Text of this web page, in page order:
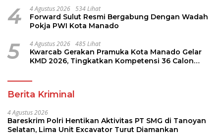
4 4 Agustus 2026 534 Lihat
Forward Sulut Resmi Bergabung Dengan Wadah
Pokja PWI Kota Manado
5 4 Agustus 2026 485 Lihat
Kwarcab Gerakan Pramuka Kota Manado Gelar
KMD 2026, Tingkatkan Kompetensi 36 Calon
Berita Kriminal
4 Agustus 2026
Bareskrim Polri Hentikan Aktivitas PT SMG di Tanoyan
Selatan, Lima Unit Excavator Turut Diamankan